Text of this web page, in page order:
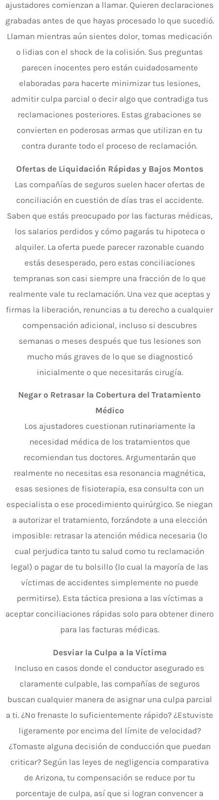
ajustadores comienzan a llamar. Quieren declaraciones
grabadas antes de que hayas procesado lo que sucedió.
Llaman mientras aún sientes dolor, tomas medicación
o lidias con el shock de la colisión. Sus preguntas
parecen inocentes pero están cuidadosamente
elaboradas para hacerte minimizar tus lesiones,
admitir culpa parcial o decir algo que contradiga tus
reclamaciones posteriores. Estas grabaciones se
convierten en poderosas armas que utilizan en tu
contra durante todo el proceso de reclamación.
Ofertas de Liquidación Rápidas y Bajos Montos
Las compañías de seguros suelen hacer ofertas de
conciliación en cuestión de días tras el accidente.
Saben que estás preocupado por las facturas médicas,
los salarios perdidos y cómo pagarás tu hipoteca o
alquiler. La oferta puede parecer razonable cuando
estás desesperado, pero estas conciliaciones
tempranas son casi siempre una fracción de lo que
realmente vale tu reclamación. Una vez que aceptas y
firmas la liberación, renuncias a tu derecho a cualquier
compensación adicional, incluso si descubres
semanas o meses después que tus lesiones son
mucho más graves de lo que se diagnosticó
inicialmente o que necesitarás cirugía.
Negar o Retrasar la Cobertura del Tratamiento
Médico
Los ajustadores cuestionan rutinariamente la
necesidad médica de los tratamientos que
recomiendan tus doctores. Argumentarán que
realmente no necesitas esa resonancia magnética,
esas sesiones de fisioterapia, esa consulta con un
especialista o ese procedimiento quirúrgico. Se niegan
a autorizar el tratamiento, forzándote a una elección
imposible: retrasar la atención médica necesaria (lo
cual perjudica tanto tu salud como tu reclamación
legal) o pagar de tu bolsillo (lo cual la mayoría de las
víctimas de accidentes simplemente no puede
permitirse). Esta táctica presiona a las víctimas a
aceptar conciliaciones rápidas solo para obtener dinero
para las facturas médicas.
Desviar la Culpa a la Víctima
Incluso en casos donde el conductor asegurado es
claramente culpable, las compañías de seguros
buscan cualquier manera de asignar una culpa parcial
a ti. ¿No frenaste lo suficientemente rápido? ¿Estuviste
ligeramente por encima del límite de velocidad?
¿Tomaste alguna decisión de conducción que puedan
criticar? Según las leyes de negligencia comparativa
de Arizona, tu compensación se reduce por tu
porcentaje de culpa, así que si logran convencer a